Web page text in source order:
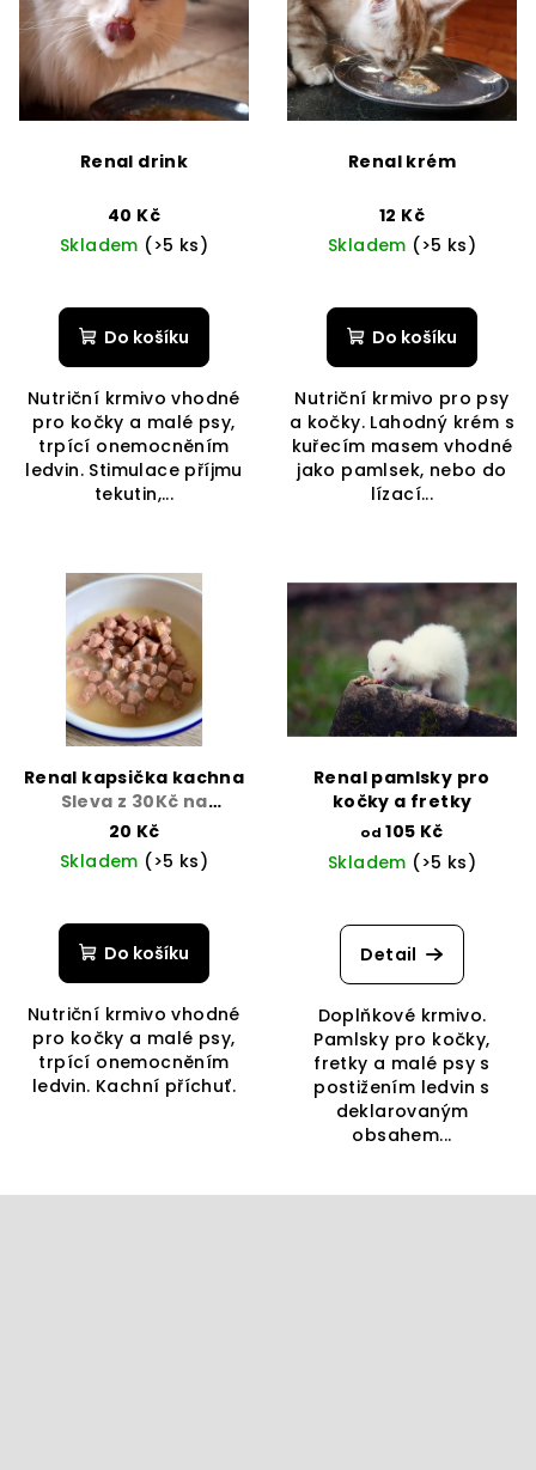
Renal drink
40 Kč
Skladem (>5 ks)
Do košíku
Nutriční krmivo vhodné
pro kočky a malé psy,
trpící onemocněním
ledvin. Stimulace příjmu
tekutin,...
Renal krém
12 Kč
Skladem (>5 ks)
Do košíku
Nutriční krmivo pro psy
a kočky. Lahodný krém s
kuřecím masem vhodné
jako pamlsek, nebo do
lízací...
Renal kapsička kachna
Sleva z 30Kč na
20Kč/Expirace
20 Kč
Skladem (>5 ks)
Do košíku
Nutriční krmivo vhodné
pro kočky a malé psy,
trpící onemocněním
ledvin. Kachní příchuť.
Renal pamlsky pro
kočky a fretky
od 105 Kč
Skladem (>5 ks)
hodnocení
produktu
z
5
hvězdiček.
Detail
Doplňkové krmivo.
Pamlsky pro kočky,
fretky a malé psy s
postižením ledvin s
deklarovaným
obsahem...